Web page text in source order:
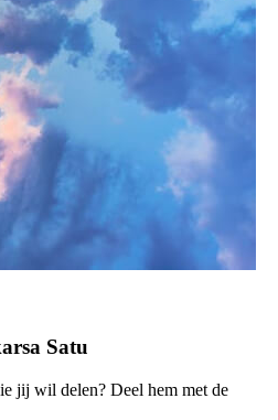
Satu
jij wil delen? Deel hem met de